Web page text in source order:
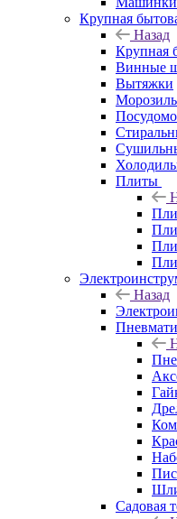
Крупная
Назад
Крупная
Винные
Вытяжки
Плиты
Назад
Садовая